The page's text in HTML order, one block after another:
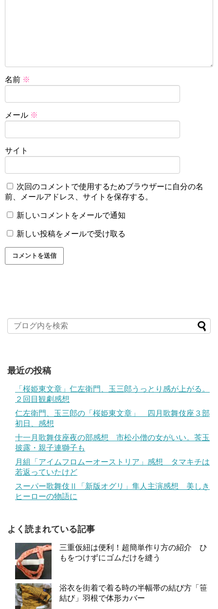
名前 ※
メール ※
サイト
次回のコメントで使用するためブラウザーに自分の名
前、メールアドレス、サイトを保存する。
新しいコメントをメールで通知
新しい投稿をメールで受け取る
最近の投稿
「桜姫東文章」仁左衛門、玉三郎うっとり感が上がる。
２回目観劇感想
仁左衛門、玉三郎の「桜姫東文章」 四月歌舞伎座３部
初日、感想
十一月歌舞伎座夜の部感想 市松小僧の女がいい。莟玉
披露・親子連獅子も
月組「アイムフロムーオーストリア」感想 タマキチは
若返っていたけど
スーパー歌舞伎Ⅱ「新版オグリ」隼人主演感想 美しき
ヒーローの物語に
よく読まれている記事
三重仮紐は便利！超簡単作り方の紹介 ひ
もをつけずにゴムだけを縫う
浴衣を街着で着る時の半幅帯の結び方「笹
結び」羽根で体形カバー